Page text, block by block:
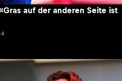
auf der anderen Seite ist